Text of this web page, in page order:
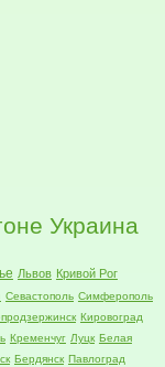
Украина
Львов Кривой Рог
Севастополь Симферополь
Кировоград
Кременчуг Луцк Белая
Бердянск Павлоград